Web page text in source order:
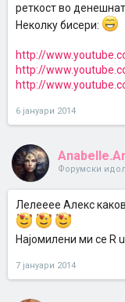
реткост во
Неколку бисери:
http://
http://
http://
6 јануари 2014
Форумски идол
Лелееее Алекс
Најомилени ми се R
7 јануари 2014